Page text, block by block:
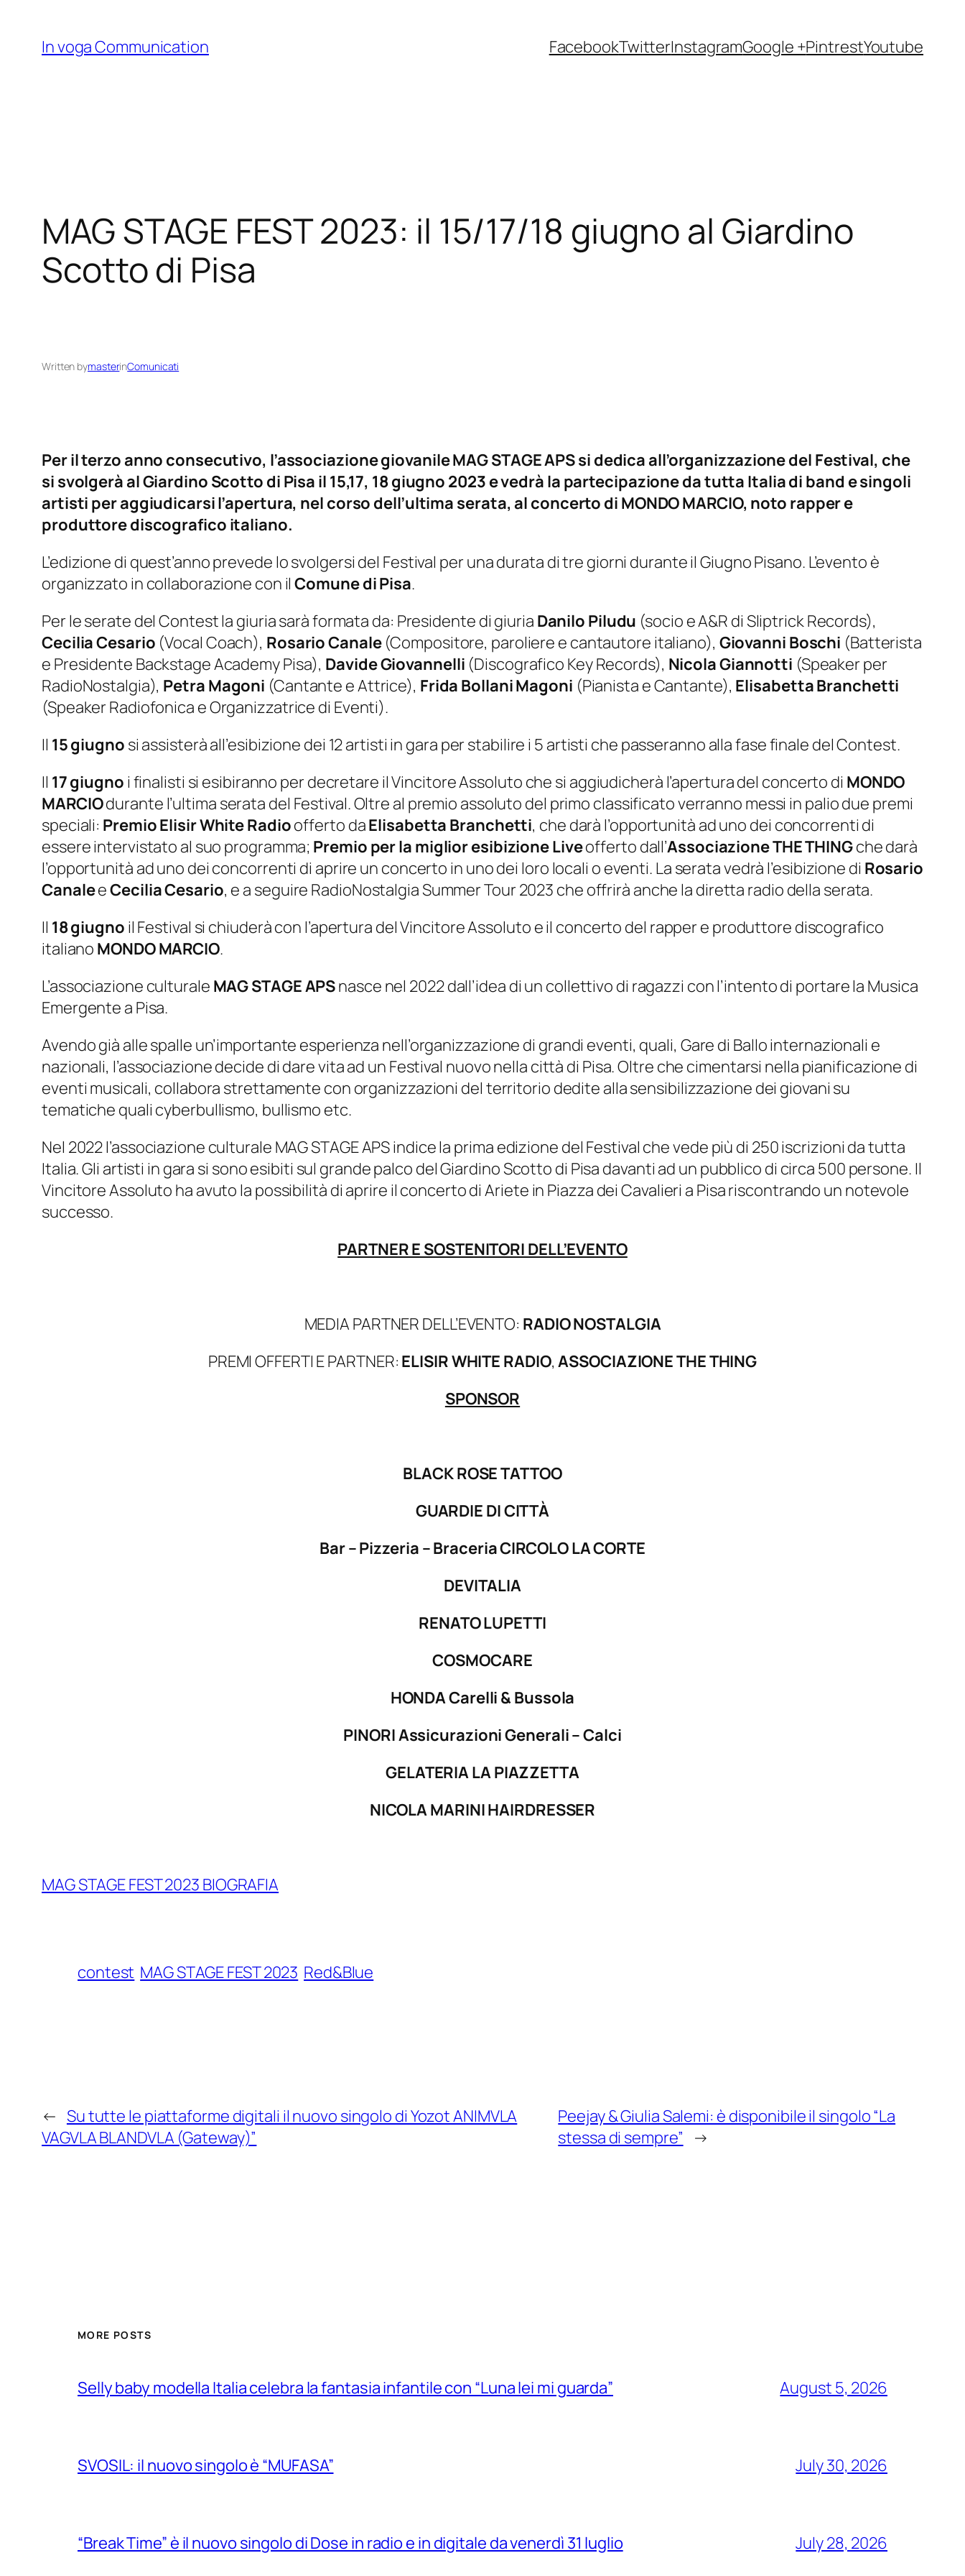
content
In voga Communication FacebookTwitterInstagramGoogle +PintrestYoutube
MAG STAGE FEST 2023: il 15/17/18 giugno al Giardino
Scotto di Pisa
Written bymasterinComunicati
Per il terzo anno consecutivo, l’associazione giovanile MAG STAGE APS si dedica all’organizzazione del Festival, che
si svolgerà al Giardino Scotto di Pisa il 15,17, 18 giugno 2023 e vedrà la partecipazione da tutta Italia di band e singoli
artisti per aggiudicarsi l’apertura, nel corso dell’ultima serata, al concerto di MONDO MARCIO, noto rapper e
produttore discografico italiano.
L’edizione di quest’anno prevede lo svolgersi del Festival per una durata di tre giorni durante il Giugno Pisano. L’evento è
organizzato in collaborazione con ilComune di Pisa.
Per le serate del Contest la giuria sarà formata da: Presidente di giuria Danilo Piludu (socio e A&R di Sliptrick Records),
Cecilia Cesario (Vocal Coach), Rosario Canale(Compositore, paroliere e cantautore italiano), Giovanni Boschi (Batterista
e Presidente Backstage Academy Pisa), Davide Giovannelli (Discografico Key Records), Nicola Giannotti (Speaker per
RadioNostalgia), Petra Magoni (Cantante e Attrice), Frida Bollani Magoni (Pianista e Cantante), Elisabetta Branchetti
(Speaker Radiofonica e Organizzatrice di Eventi).
Il 15 giugno si assisterà all’esibizione dei 12 artisti in gara per stabilire i 5 artisti che passeranno alla fase finale del Contest.
Il 17 giugno i finalisti si esibiranno per decretare il Vincitore Assoluto che si aggiudicherà l’apertura del concerto di MONDO
MARCIOdurante l’ultima serata del Festival. Oltre al premio assoluto del primo classificato verranno messi in palio due premi
speciali: Premio Elisir White Radioofferto daElisabetta Branchetti, che darà l’opportunità ad uno dei concorrenti di
essere intervistato al suo programma; Premio per la miglior esibizione Liveofferto dall’Associazione THE THINGche darà
l’opportunità ad uno dei concorrenti di aprire un concerto in uno dei loro locali o eventi. La serata vedrà l’esibizione di Rosario
CanaleeCecilia Cesario, e a seguire RadioNostalgia Summer Tour 2023 che offrirà anche la diretta radio della serata.
Il 18 giugno il Festival si chiuderà con l’apertura del Vincitore Assoluto e il concerto del rapper e produttore discografico
italiano MONDO MARCIO.
L’associazione culturale MAG STAGE APSnasce nel 2022 dall’idea di un collettivo di ragazzi con l’intento di portare la Musica
Emergente a Pisa.
Avendo già alle spalle un’importante esperienza nell’organizzazione di grandi eventi, quali, Gare di Ballo internazionali e
nazionali, l’associazione decide di dare vita ad un Festival nuovo nella città di Pisa. Oltre che cimentarsi nella pianificazione di
eventi musicali, collabora strettamente con organizzazioni del territorio dedite alla sensibilizzazione dei giovani su
tematiche quali cyberbullismo, bullismo etc.
Nel 2022 l’associazione culturale MAG STAGE APS indice la prima edizione del Festival che vede più di 250 iscrizioni da tutta
Italia. Gli artisti in gara si sono esibiti sul grande palco del Giardino Scotto di Pisa davanti ad un pubblico di circa 500 persone. Il
Vincitore Assoluto ha avuto la possibilità di aprire il concerto di Ariete in Piazza dei Cavalieri a Pisa riscontrando un notevole
successo.
PARTNER E SOSTENITORI DELL’EVENTO
MEDIA PARTNER DELL’EVENTO: RADIO NOSTALGIA
PREMI OFFERTI E PARTNER: ELISIR WHITE RADIO,ASSOCIAZIONE THE THING
SPONSOR
BLACK ROSE TATTOO
GUARDIE DI CITTÀ
Bar – Pizzeria – Braceria CIRCOLO LA CORTE
DEVITALIA
RENATO LUPETTI
COSMOCARE
HONDA Carelli & Bussola
PINORI Assicurazioni Generali – Calci
GELATERIA LA PIAZZETTA
NICOLA MARINI HAIRDRESSER
MAG STAGE FEST 2023 BIOGRAFIA
contest MAG STAGE FEST 2023 Red&Blue
← Su tutte le piattaforme digitali il nuovo singolo di Yozot ANIMVLA
VAGVLA BLANDVLA (Gateway)”
Peejay & Giulia Salemi: è disponibile il singolo “La
stessa di sempre” →
MORE POSTS
Selly baby modella Italia celebra la fantasia infantile con “Luna lei mi guarda” August 5, 2026
SVOSIL: il nuovo singolo è “MUFASA” July 30, 2026
“Break Time” è il nuovo singolo di Dose in radio e in digitale da venerdì 31 luglio July 28, 2026